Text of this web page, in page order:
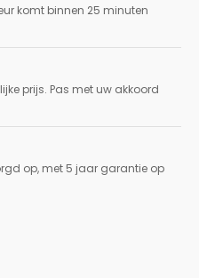
komt binnen 25 minuten
prijs. Pas met uw akkoord
op, met 5 jaar garantie op